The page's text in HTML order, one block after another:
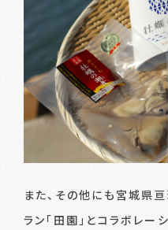
また、その他にも宮城県
ラン「田園」とコラボレー